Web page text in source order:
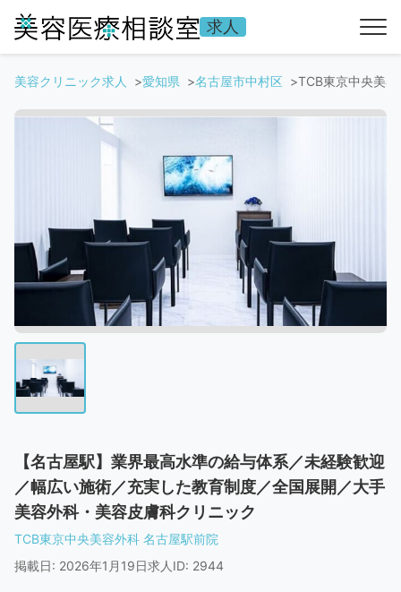
求人
美容クリニック求人 愛知県 名古屋市中村区 TCB東京中央美
【名古屋駅】業界最高水準の給与体系／未経験歓迎
／幅広い施術／充実した教育制度／全国展開／大手
美容外科・美容皮膚科クリニック
TCB東京中央美容外科 名古屋駅前院
掲載日: 2026年1月19日求人ID: 2944